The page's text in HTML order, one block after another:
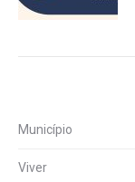
Município
Viver